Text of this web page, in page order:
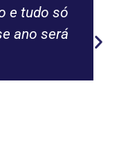
e tudo só
ano será